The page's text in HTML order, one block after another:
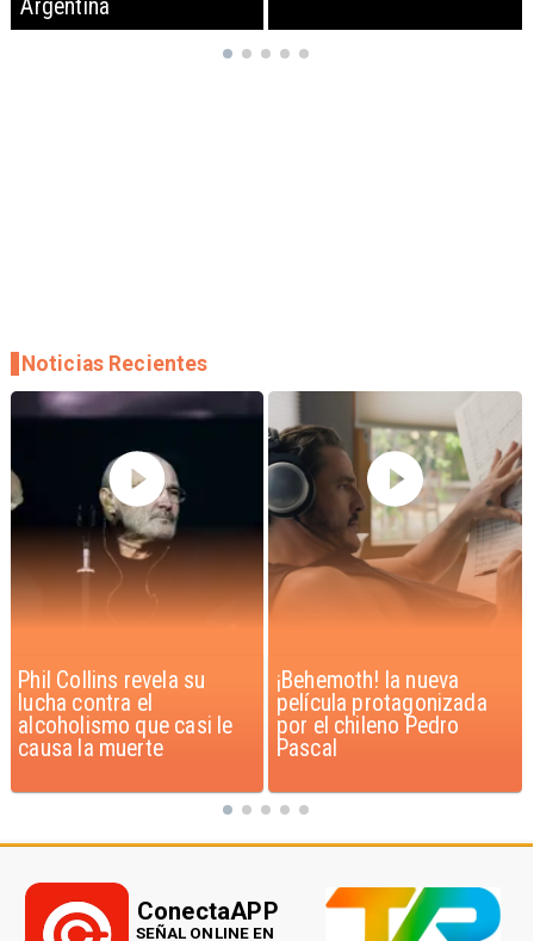
¡Behemoth! la nueva
película protagonizada
por el chileno Pedro
Pascal
Ministra de Salud critica
proyecto “Escucha su
Corazón”
Noticias Recientes
ConectaAPP
SEÑAL ONLINE EN